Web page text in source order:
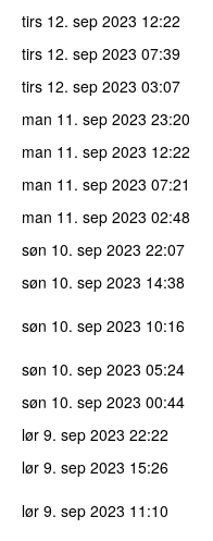
tirs 12. sep 2023 12:22
tirs 12. sep 2023 07:39
tirs 12. sep 2023 03:07
man 11. sep 2023 23:20
man 11. sep 2023 12:22
man 11. sep 2023 07:21
man 11. sep 2023 02:48
søn 10. sep 2023 22:07
søn 10. sep 2023 14:38
søn 10. sep 2023 10:16
søn 10. sep 2023 05:24
søn 10. sep 2023 00:44
lør 9. sep 2023 22:22
lør 9. sep 2023 15:26
lør 9. sep 2023 11:10